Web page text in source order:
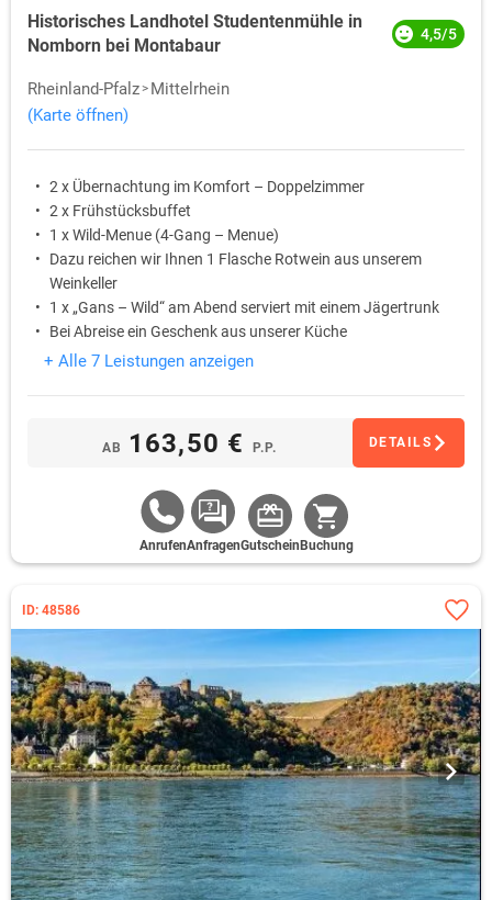
Historisches Landhotel Studentenmühle in
Nomborn bei Montabaur
4,5/5
Rheinland-Pfalz
Mittelrhein
(Karte öffnen)
2 x Übernachtung im Komfort – Doppelzimmer
2 x Frühstücksbuffet
1 x Wild-Menue (4-Gang – Menue)
Dazu reichen wir Ihnen 1 Flasche Rotwein aus unserem
Weinkeller
1 x „Gans – Wild“ am Abend serviert mit einem Jägertrunk
Bei Abreise ein Geschenk aus unserer Küche
+ Alle 7 Leistungen anzeigen
AB 163,50 € P.P. DETAILS
AnrufenAnfragenGutschein Buchung
ID: 48586